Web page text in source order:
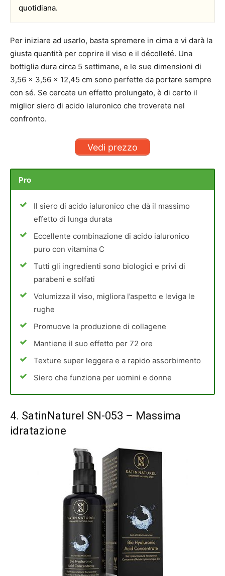
quotidiana.
Per iniziare ad usarlo, basta spremere in cima e vi darà la
giusta quantità per coprire il viso e il décolleté. Una
bottiglia dura circa 5 settimane, e le sue dimensioni di
3,56 x 3,56 x 12,45 cm sono perfette da portare sempre
con sé. Se cercate un effetto prolungato, è di certo il
miglior siero di acido ialuronico che troverete nel
confronto.
Vedi prezzo
Pro
Il siero di acido ialuronico che dà il massimo
effetto di lunga durata
Eccellente combinazione di acido ialuronico
puro con vitamina C
Tutti gli ingredienti sono biologici e privi di
parabeni e solfati
Volumizza il viso, migliora l’aspetto e leviga le
rughe
Promuove la produzione di collagene
Mantiene il suo effetto per 72 ore
Texture super leggera e a rapido assorbimento
Siero che funziona per uomini e donne
4. SatinNaturel SN-053 – Massima
idratazione